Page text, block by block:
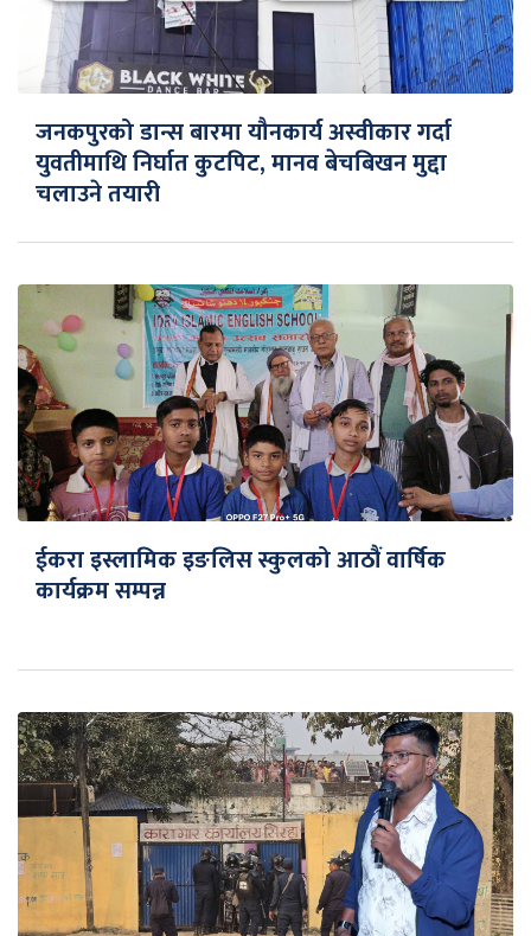
जनकपुरको डान्स बारमा यौनकार्य अस्वीकार गर्दा
युवतीमाथि निर्घात कुटपिट, मानव बेचबिखन मुद्दा
चलाउने तयारी
ईकरा इस्लामिक इङलिस स्कुलको आठौं वार्षिक
कार्यक्रम सम्पन्न